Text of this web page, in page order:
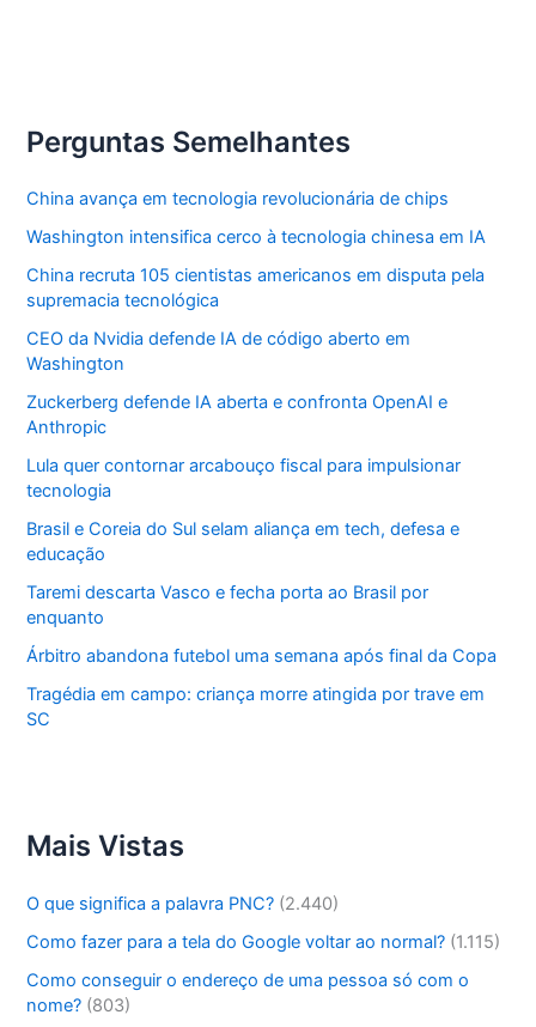
Perguntas Semelhantes
China avança em tecnologia revolucionária de chips
Washington intensifica cerco à tecnologia chinesa em IA
China recruta 105 cientistas americanos em disputa pela
supremacia tecnológica
CEO da Nvidia defende IA de código aberto em
Washington
Zuckerberg defende IA aberta e confronta OpenAI e
Anthropic
Lula quer contornar arcabouço fiscal para impulsionar
tecnologia
Brasil e Coreia do Sul selam aliança em tech, defesa e
educação
Taremi descarta Vasco e fecha porta ao Brasil por
enquanto
Árbitro abandona futebol uma semana após final da Copa
Tragédia em campo: criança morre atingida por trave em
SC
Mais Vistas
O que significa a palavra PNC? (2.440)
Como fazer para a tela do Google voltar ao normal? (1.115)
Como conseguir o endereço de uma pessoa só com o
nome? (803)